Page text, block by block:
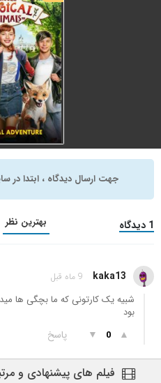
خانوادگی,اکشن
دوبله فارسی
Magical
جهت ارسال دیدگاه ، ابتدا در
1 دیدگاه بهترین نظر
kaka13 9 ماه قبل
شبیه یک کارتونی که ما بچگی ها
بود
▲
0
▼ پاسخ
فیلم های پیشنهادی و